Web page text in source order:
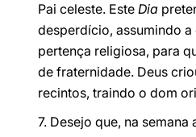
Pai celeste. Este Dia
desperdício, assumindo
pertença religiosa, para
de fraternidade. Deus
recintos, traindo o dom
7. Desejo que, na semana